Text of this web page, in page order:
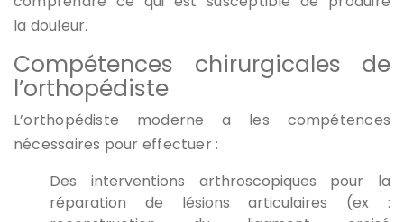
la douleur.
Compétences chirurgicales de
l’orthopédiste
L’orthopédiste moderne a les compétences
nécessaires pour effectuer :
Des interventions arthroscopiques pour la
réparation de lésions articulaires (ex :